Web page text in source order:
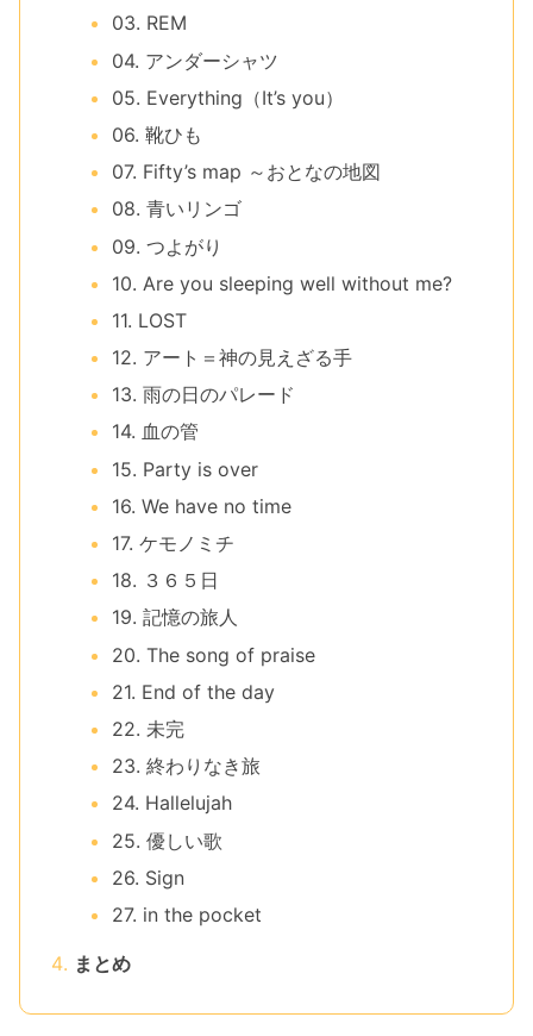
03. REM
04. アンダーシャツ
05. Everything（It’s you）
06. 靴ひも
07. Fifty’s map ～おとなの地図
08. 青いリンゴ
09. つよがり
10. Are you sleeping well without me?
11. LOST
12. アート＝神の見えざる手
13. 雨の日のパレード
14. 血の管
15. Party is over
16. We have no time
17. ケモノミチ
18. ３６５日
19. 記憶の旅人
20. The song of praise
21. End of the day
22. 未完
23. 終わりなき旅
24. Hallelujah
25. 優しい歌
26. Sign
27. in the pocket
まとめ